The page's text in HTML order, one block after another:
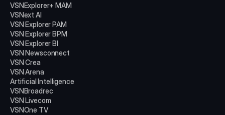
VSNExplorer+ MAM
VSNext AI
VSN Explorer PAM
VSN Explorer BPM
VSN Explorer BI
VSN Newsconnect
VSN Crea
VSN Arena
Artificial Intelligence
VSNBroadrec
VSN Livecom
VSNOne TV